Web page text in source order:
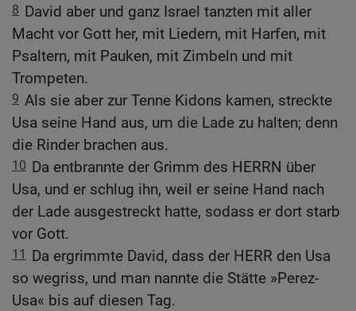
8 David aber und ganz Israel tanzten mit aller
Macht vor Gott her, mit Liedern, mit Harfen, mit
Psaltern, mit Pauken, mit Zimbeln und mit
Trompeten.
9 Als sie aber zur Tenne Kidons kamen, streckte
Usa seine Hand aus, um die Lade zu halten; denn
die Rinder brachen aus.
10 Da entbrannte der Grimm des HERRN über
Usa, und er schlug ihn, weil er seine Hand nach
der Lade ausgestreckt hatte, sodass er dort starb
vor Gott.
11
Da ergrimmte David, dass der HERR den Usa
so wegriss, und man nannte die Stätte »Perez-
Usa« bis auf diesen Tag.